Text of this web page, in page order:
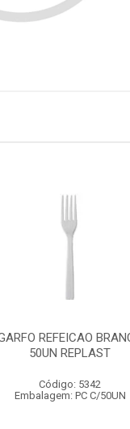
REFEICAO
50UN REPLAST
Código: 5342
Embalagem: PC C/50UN